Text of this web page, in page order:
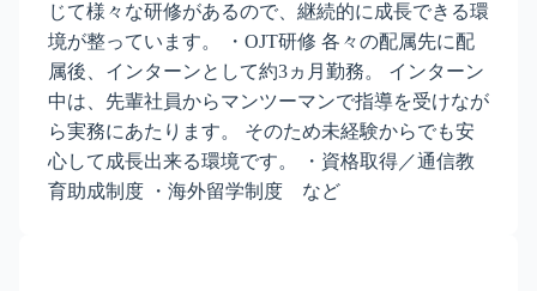
じて様々な研修があるので、継続的に成長できる環
境が整っています。 ・OJT研修 各々の配属先に配
属後、インターンとして約3ヵ月勤務。 インターン
中は、先輩社員からマンツーマンで指導を受けなが
ら実務にあたります。 そのため未経験からでも安
心して成長出来る環境です。 ・資格取得／通信教
育助成制度 ・海外留学制度 など